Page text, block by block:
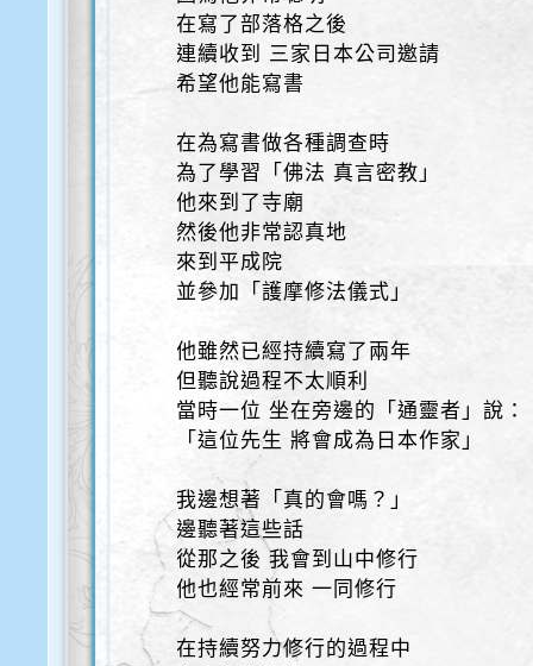
在寫了部落格之後
連續收到 三家日本公司邀請
希望他能寫書
在為寫書做各種調查時
為了學習「佛法 真言密教」
他來到了寺廟
然後他非常認真地
來到平成院
並參加「護摩修法儀式」
他雖然已經持續寫了兩年
但聽說過程不太順利
當時一位 坐在旁邊的「通靈者」說：
「這位先生 將會成為日本作家」
我邊想著「真的會嗎？」
邊聽著這些話
從那之後 我會到山中修行
他也經常前來 一同修行
在持續努力修行的過程中